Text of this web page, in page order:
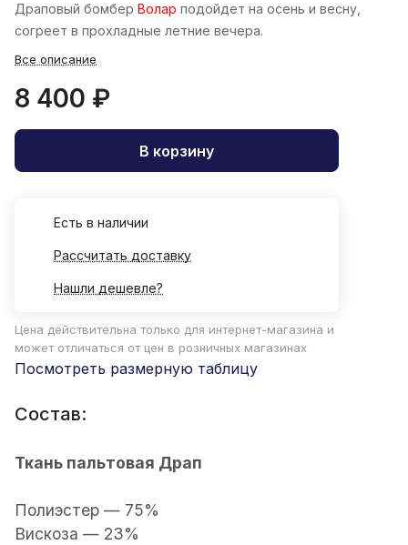
Драповый бомбер Волар подойдет на осень и весну,
согреет в прохладные летние вечера.
Все описание
8 400 ₽
В корзину
Есть в наличии
Рассчитать доставку
Нашли дешевле?
Цена действительна только для интернет-магазина и
может отличаться от цен в розничных магазинах
Посмотреть размерную таблицу
Состав:
Ткань пальтовая Драп
Полиэстер — 75%
Вискоза — 23%